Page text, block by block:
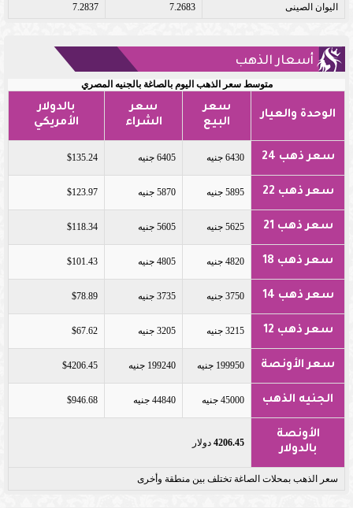
اليوان الصينى 7.2683
7.2837
أسعار الذهب
متوسط سعر الذهب اليوم بالصاغة بالجنيه المصري
الوحدة والعيار
سعر
البيع
سعر
الشراء
بالدولار
الأمريكي
سعر ذهب 24 6430 جنيه 6405 جنيه $135.24
سعر ذهب 22 5895 جنيه 5870 جنيه $123.97
سعر ذهب 21 5625 جنيه 5605 جنيه $118.34
سعر ذهب 18 4820 جنيه 4805 جنيه $101.43
سعر ذهب 14 3750 جنيه 3735 جنيه $78.89
سعر ذهب 12 3215 جنيه 3205 جنيه $67.62
سعر الأونصة 199950 جنيه 199240 جنيه $4206.45
الجنيه الذهب 45000 جنيه 44840 جنيه $946.68
الأونصة
بالدولار
4206.45 دولار
سعر الذهب بمحلات الصاغة تختلف بين منطقة وأخرى